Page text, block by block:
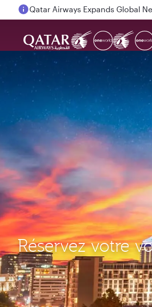
Passengers flying between Doha
Réservez votre